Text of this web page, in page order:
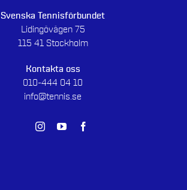
Svenska Tennisförbundet
Lidingövägen 75
115 41 Stockholm
Kontakta oss
010-444 04 10
info@tennis.se